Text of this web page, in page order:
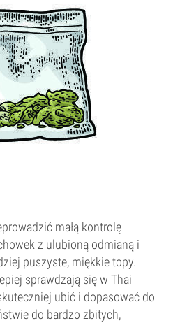
małą kontrolę
z ulubioną odmianą i
puszyste, miękkie topy.
sprawdzają się w Thai
ubić i dopasować do
do bardzo zbitych,